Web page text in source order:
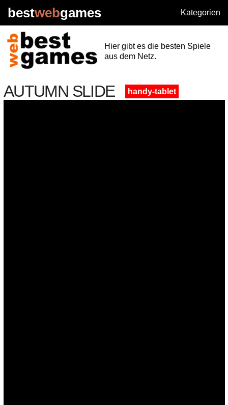
bestwebgames Kategorien
Hier gibt es die besten Spiele
aus dem Netz.
AUTUMN SLIDE handy-tablet